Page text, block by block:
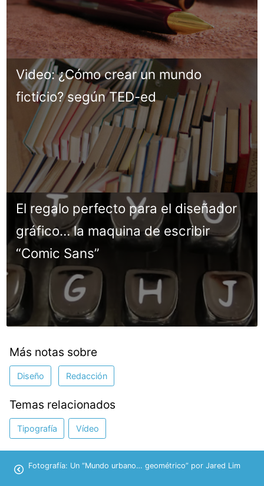
Video: ¿Cómo crear un mundo
ficticio? según TED-ed
El regalo perfecto para el diseñador
gráfico… la maquina de escribir
“Comic Sans”
Más notas sobre
Diseño Redacción
Temas relacionados
Tipografía Vídeo
Fotografía: Un “Mundo urbano… geométrico” por Jared Lim